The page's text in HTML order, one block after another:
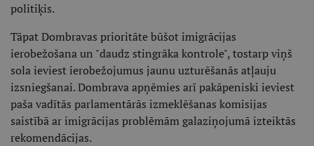
politiķis.
Tāpat Dombravas prioritāte būšot imigrācijas
ierobežošana un "daudz stingrāka kontrole", tostarp viņš
sola ieviest ierobežojumus jaunu uzturēšanās atļauju
izsniegšanai. Dombrava apņēmies arī pakāpeniski ieviest
paša vadītās parlamentārās izmeklēšanas komisijas
saistībā ar imigrācijas problēmām galaziņojumā izteiktās
rekomendācijas.